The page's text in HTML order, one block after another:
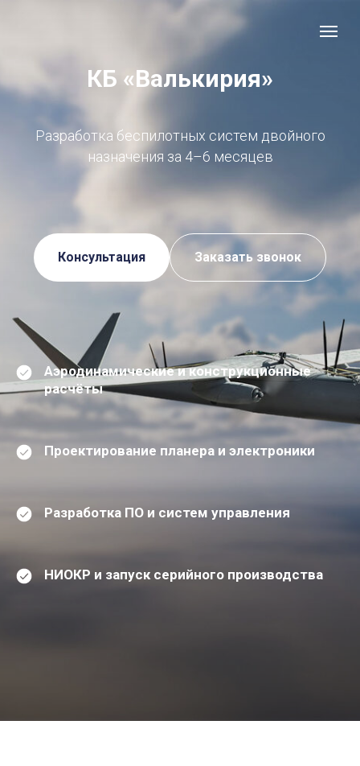
КБ «Валькирия»
Разработка беспилотных систем двойного
назначения за 4–6 месяцев
Консультация Заказать звонок
Аэродинамические и конструкционные
расчёты
Проектирование планера и электроники
Разработка ПО и систем управления
НИОКР и запуск серийного производства